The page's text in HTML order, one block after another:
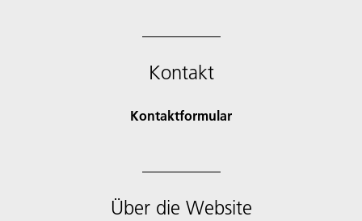
Kontakt
Kontaktformular
Über die Website